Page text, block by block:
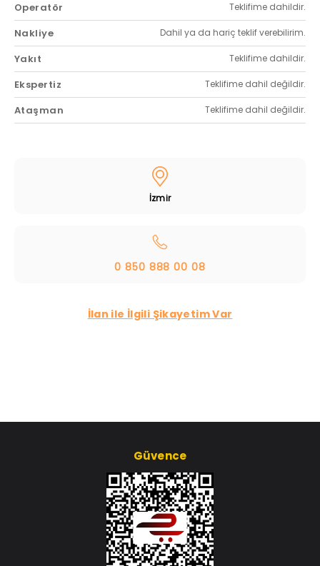
Operatör
Teklifime dahildir.
Nakliye Dahil ya da hariç teklif verebilirim.
Yakıt Teklifime dahildir.
Ekspertiz Teklifime dahil değildir.
Ataşman Teklifime dahil değildir.
İzmir
0 850 888 00 08
İlan ile İlgili Şikayetim Var
Güvence